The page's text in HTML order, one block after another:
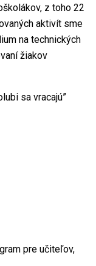
z toho 22
aktivít sme
na technických
žiakov
sa vracajú”
pre učiteľov,